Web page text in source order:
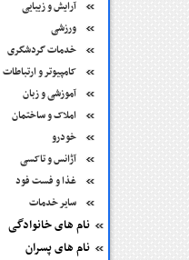
آرایش و زیبایی
ورزشی
خدمات گردشگری
کامپیوتر و ارتباطات
آموزشی و زبان
املاک و ساختمان
خودرو
آژانس و تاکسی
غذا و فست فود
سایر خدمات
نام های خانوادگی
نام های پسران